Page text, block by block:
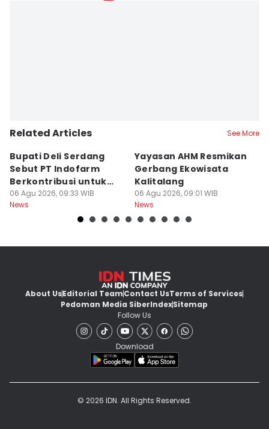
Related Articles See More
Bupati Deli Serdang
Sebut PT Indofarm
Berkontribusi untuk
Perekonomian
06 Agu 2026, 09:33 WIB
News
Yayasan AHM Resmikan
Gerbang Ekowisata
Kalitalang
06 Agu 2026, 09:01 WIB
News
About UsEditorial TeamContact UsTerms of Services
Pedoman Media SiberIndexSitemap
Follow Us
Download
© 2026 IDN. All Rights Reserved.